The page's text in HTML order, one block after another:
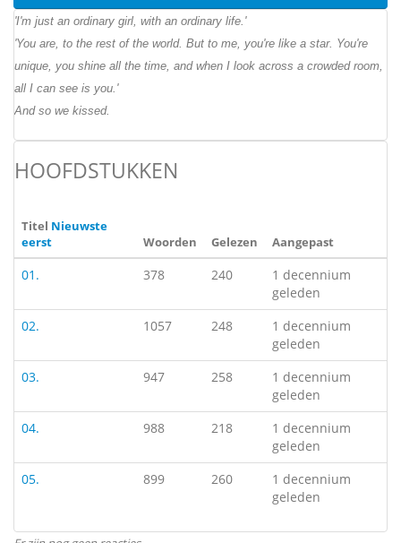
'I'm just an ordinary girl, with an ordinary life.'
'You are, to the rest of the world. But to me, you're like a star. You're
unique, you shine all the time, and when I look across a crowded room,
all I can see is you.'
And so we kissed.
HOOFDSTUKKEN
Titel Nieuwste
eerst
Woorden Gelezen Aangepast
01. 378 240
1 decennium
geleden
02.
1057 248
1 decennium
geleden
03.
947 258
1 decennium
geleden
04.
988 218
1 decennium
geleden
05.
899 260
1 decennium
geleden